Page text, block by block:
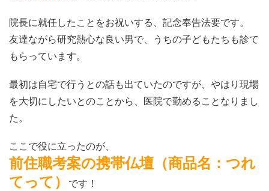
院長に就任したことをお祝いする、記念奉告法要です。
友達ながら研究熱心な良い男で、うちの子どもたちも診て
もらっています。
最初は自宅で行うとの話も出ていたのですが、やはり現場
を大切にしたいとのことから、医院で勤めることなりまし
た。
ここで役に立ったのが、
前住職考案の携帯仏壇（商品名：つれ
てって）
です！